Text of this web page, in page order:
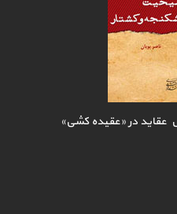
عقاید در «عقیده کشی»